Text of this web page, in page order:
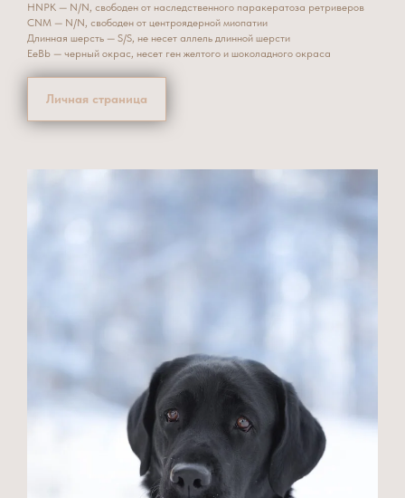
HNPK — N/N, свободен от наследственного паракератоза ретриверов
CNM — N/N, свободен от центроядерной миопатии
Длинная шерсть — S/S, не несет аллель длинной шерсти
EeBb — черный окрас, несет ген желтого и шоколадного окраса
Личная страница